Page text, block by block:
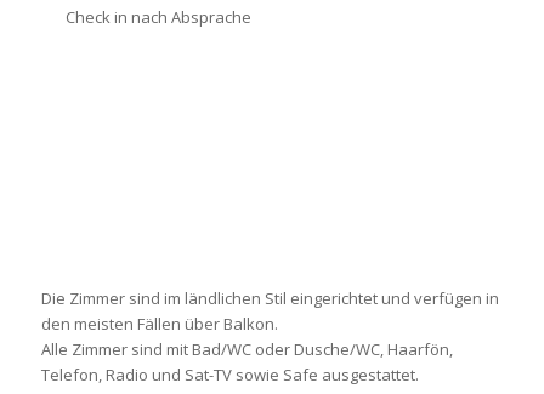
Check in nach Absprache
Die Zimmer sind im ländlichen Stil eingerichtet und verfügen in
den meisten Fällen über Balkon.
Alle Zimmer sind mit Bad/WC oder Dusche/WC, Haarfön,
Telefon, Radio und Sat-TV sowie Safe ausgestattet.